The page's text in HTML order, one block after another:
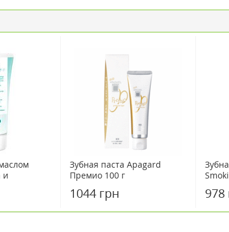
и
Зубная паста Apagard
Премио 100 г
1044 грн 978